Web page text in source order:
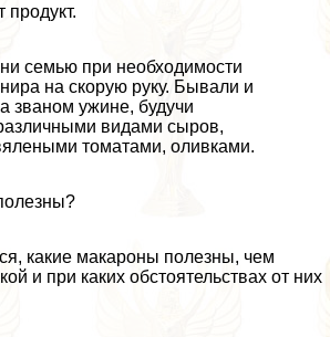
продукт.
семью при необходимости
на скорую руку. Бывали и
званом ужине, будучи
видами сыров,
томатами, оливками.
какие макароны полезны, чем
и при каких обстоятельствах от них